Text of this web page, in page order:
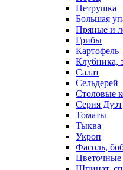
Петрушка
Большая
Пряные и
Грибы
Картофель
Клубника,
Салат
Сельдерей
Столовые
Серия Дуэт
Томаты
Тыква
Укроп
Фасоль,
Цветочные